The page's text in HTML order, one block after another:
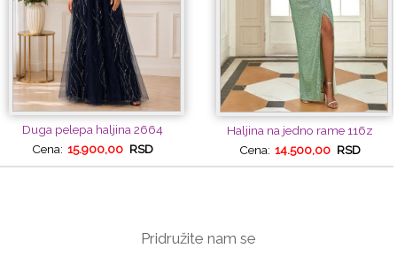
Duga pelepa haljina 2664
Cena: 15.900,00 RSD
Haljina na jedno rame 116z
Cena: 14.500,00 RSD
Pridružite nam se